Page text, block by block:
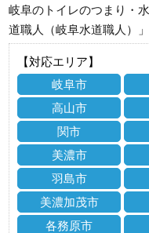
岐阜のトイレのつまり・
道職人（岐阜水道職人）」
【対応エリア】
岐阜市
高山市
関市
美濃市
羽島市
美濃加茂市
各務原市